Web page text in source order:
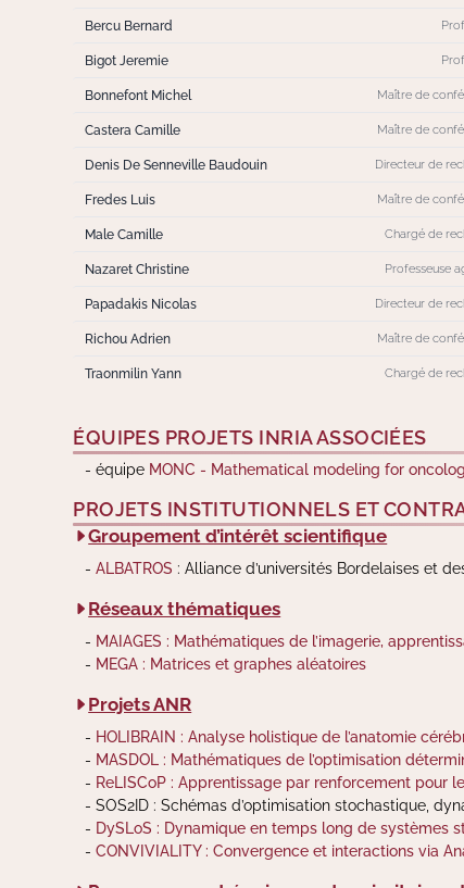
Bercu Bernard
Bigot Jeremie
Bonnefont Michel Maître de
Castera Camille Maître de
Denis De Senneville Baudouin Directeur de
Fredes Luis Maître de
Male Camille Chargé de
Nazaret Christine Professeuse
Papadakis Nicolas Directeur de
Richou Adrien Maître de
Traonmilin Yann Chargé de
ÉQUIPES PROJETS INRIA ASSOCIÉES
équipe MONC - Mathematical modeling for
PROJETS INSTITUTIONNELS ET
Groupement d’intérêt scientifique
ALBATROS : Alliance d’universités Bordelaises et
Réseaux thématiques
MAIAGES : Mathématiques de l’imagerie,
MEGA : Matrices et graphes aléatoires
Projets ANR
HOLIBRAIN : Analyse holistique de l’anatomie
MASDOL : Mathématiques de l’optimisation
ReLISCoP : Apprentissage par renforcement
SOS2ID : Schémas d’optimisation stochastique,
DySLoS : Dynamique en temps long de systèmes
CONVIVIALITY : Convergence et interactions via